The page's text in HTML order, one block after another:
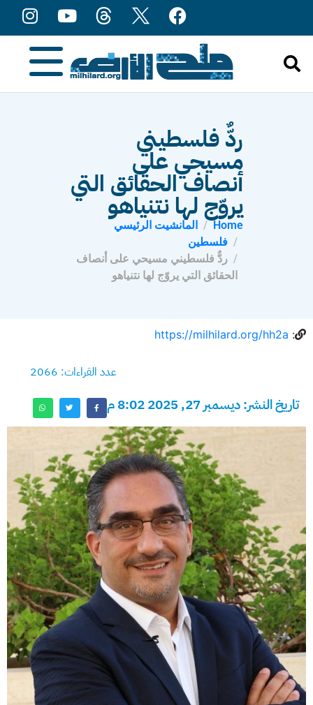
ردٌّ فلسطيني
مسيحي على
أنصاف الحقائق التي
يروّج لها نتنياهو
Home
المانشيت الرئيسي
فلسطين
ردٌّ فلسطيني مسيحي على أنصاف
الحقائق التي يروّج لها نتنياهو
:
https://milhilard.org/hh2a
عدد القراءات: 2066
تاريخ النشر: ديسمبر 27, 2025 8:02 م